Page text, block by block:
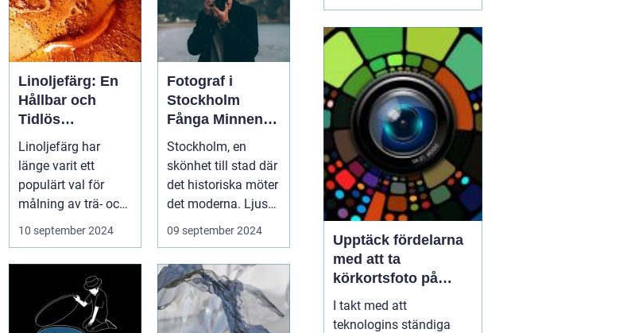
Linoljefärg: En
Hållbar och
Tidlös
Målningstraditio
n
Linoljefärg har
länge varit ett
populärt val för
målning av trä- och
10 september 2024
Fotograf i
Stockholm
Fånga Minnen i
Huvudstaden
Stockholm, en
skönhet till stad där
det historiska möter
det moderna. Ljuset
09 september 2024
utrymmen är mer än
bara byggnader fyllda av
färgglada dukar; de är
levande arenor f&o...
Upptäck fördelarna
med att ta
körkortsfoto på
Östermalm
I takt med att
teknologins ständiga